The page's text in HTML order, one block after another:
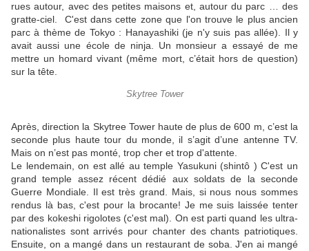
rues autour, avec des petites maisons et, autour du parc … des
gratte-ciel. C'est dans cette zone que l'on trouve le plus ancien
parc à thème de Tokyo : Hanayashiki (je n'y suis pas allée). Il y
avait aussi une école de ninja. Un monsieur a essayé de me
mettre un homard vivant (même mort, c’était hors de question)
sur la tête.
Skytree Tower
Après, direction la Skytree Tower haute de plus de 600 m, c’est la
seconde plus haute tour du monde, il s’agit d’une antenne TV.
Mais on n’est pas monté, trop cher et trop d'attente.
Le lendemain, on est allé au temple Yasukuni (shintô ) C'est un
grand temple assez récent dédié aux soldats de la seconde
Guerre Mondiale. Il est très grand. Mais, si nous nous sommes
rendus là bas, c'est pour la brocante! Je me suis laissée tenter
par des kokeshi rigolotes (c'est mal). On est parti quand les ultra-
nationalistes sont arrivés pour chanter des chants patriotiques.
Ensuite, on a mangé dans un restaurant de soba. J'en ai mangé